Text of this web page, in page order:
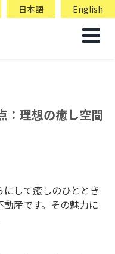
日本語 English
：理想の癒し空間
して癒しのひととき
産です。その魅力に